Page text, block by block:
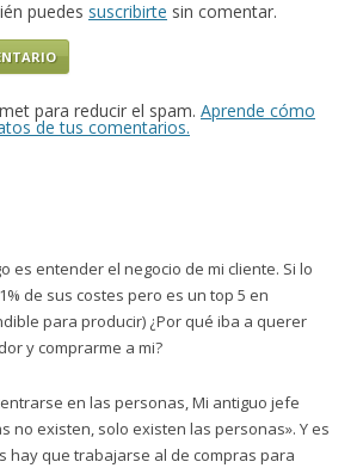
puedes suscribirte sin comentar.
para reducir el spam. Aprende cómo
de tus comentarios.
es entender el negocio de mi cliente. Si lo
de sus costes pero es un top 5 en
para producir) ¿Por qué iba a querer
y comprarme a mi?
en las personas, Mi antiguo jefe
no existen, solo existen las personas». Y es
hay que trabajarse al de compras para